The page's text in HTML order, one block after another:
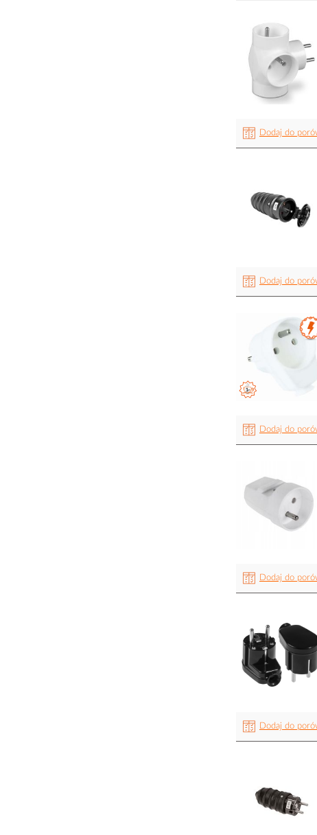
Dodaj do
Dodaj do
Dodaj do
Dodaj do
Dodaj do